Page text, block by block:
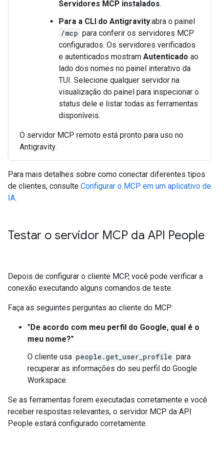
Servidores MCP instalados.
Para a CLI do Antigravity:abra o painel
/mcp para conferir os servidores MCP
configurados. Os servidores verificados
e autenticados mostram Autenticado ao
lado dos nomes no painel interativo da
TUI. Selecione qualquer servidor na
visualização do painel para inspecionar o
status dele e listar todas as ferramentas
disponíveis.
O servidor MCP remoto está pronto para uso no
Antigravity.
Para mais detalhes sobre como conectar diferentes tipos
de clientes, consulte Configurar o MCP em um aplicativo de
IA.
Testar o servidor MCP da API People
Depois de configurar o cliente MCP, você pode verificar a
conexão executando alguns comandos de teste.
Faça as seguintes perguntas ao cliente do MCP:
"De acordo com meu perfil do Google, qual é o
meu nome?"
O cliente usa people.get_user_profile para
recuperar as informações do seu perfil do Google
Workspace.
Se as ferramentas forem executadas corretamente e você
receber respostas relevantes, o servidor MCP da API
People estará configurado corretamente.